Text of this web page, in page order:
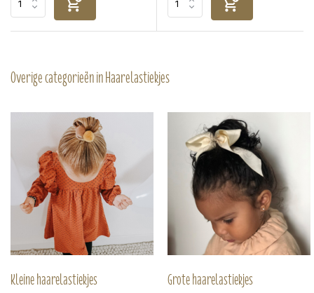
Overige categorieën in Haarelastiekjes
Kleine haarelastiekjes Grote haarelastiekjes